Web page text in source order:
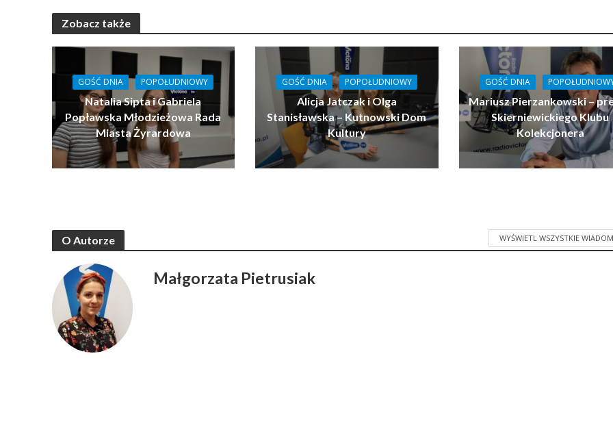
Zobacz także
GOŚĆ DNIA POPOŁUDNIOWY
Natalia Sipta i Gabriela
Popławska Młodzieżowa Rada
Miasta Żyrardowa
GOŚĆ DNIA POPOŁUDNIOWY
Alicja Jatczak i Olga
Stanisławska – Kutnowski Dom
Kultury
GOŚĆ DNIA
Mariusz Pierzankowski –
Skierniewickiego Klubu
Kolekcjonera
O Autorze WYŚWIETL WSZYSTKIE
Małgorzata Pietrusiak